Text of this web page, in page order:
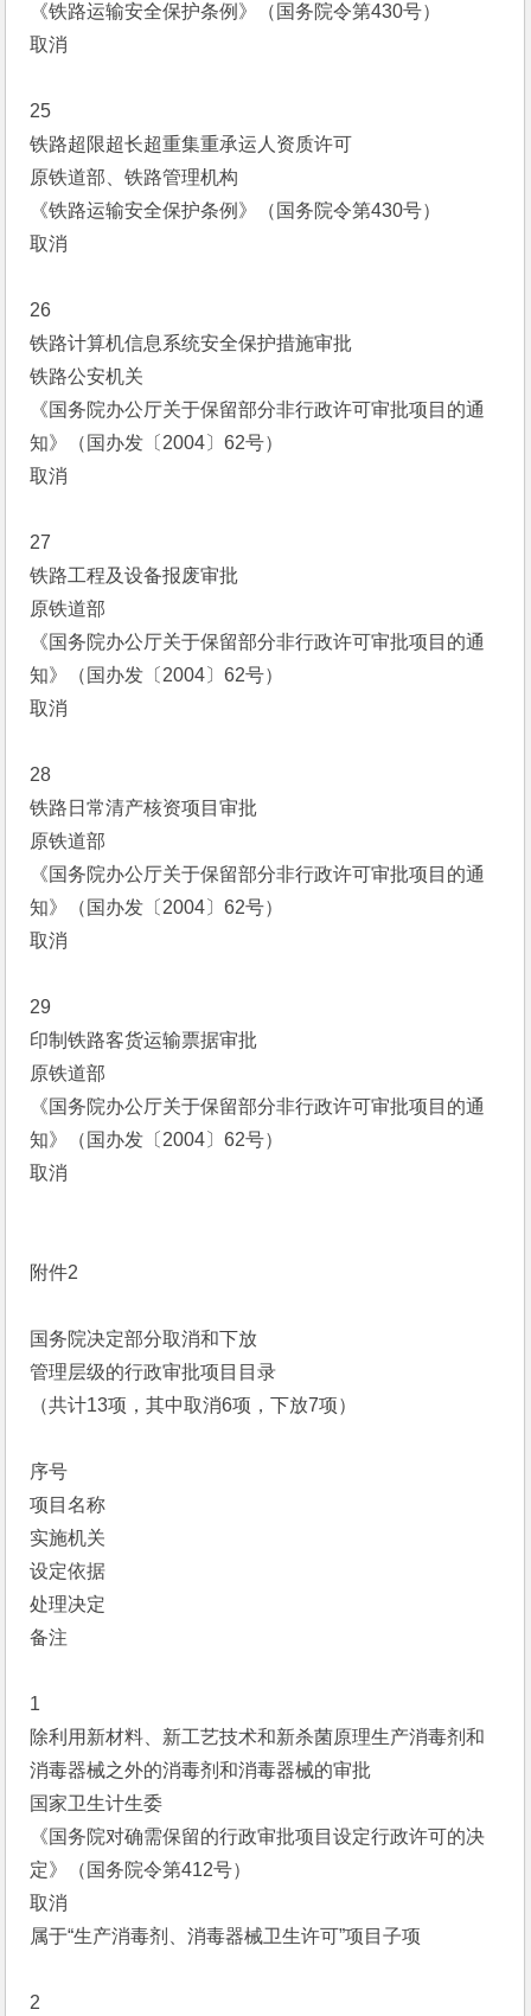
《铁路运输安全保护条例》（国务院令第430号）
取消
25
铁路超限超长超重集重承运人资质许可
原铁道部、铁路管理机构
《铁路运输安全保护条例》（国务院令第430号）
取消
26
铁路计算机信息系统安全保护措施审批
铁路公安机关
《国务院办公厅关于保留部分非行政许可审批项目的通
知》（国办发〔2004〕62号）
取消
27
铁路工程及设备报废审批
原铁道部
《国务院办公厅关于保留部分非行政许可审批项目的通
知》（国办发〔2004〕62号）
取消
28
铁路日常清产核资项目审批
原铁道部
《国务院办公厅关于保留部分非行政许可审批项目的通
知》（国办发〔2004〕62号）
取消
29
印制铁路客货运输票据审批
原铁道部
《国务院办公厅关于保留部分非行政许可审批项目的通
知》（国办发〔2004〕62号）
取消
附件2
国务院决定部分取消和下放
管理层级的行政审批项目目录
（共计13项，其中取消6项，下放7项）
序号
项目名称
实施机关
设定依据
处理决定
备注
1
除利用新材料、新工艺技术和新杀菌原理生产消毒剂和
消毒器械之外的消毒剂和消毒器械的审批
国家卫生计生委
《国务院对确需保留的行政审批项目设定行政许可的决
定》（国务院令第412号）
取消
属于“生产消毒剂、消毒器械卫生许可”项目子项
2